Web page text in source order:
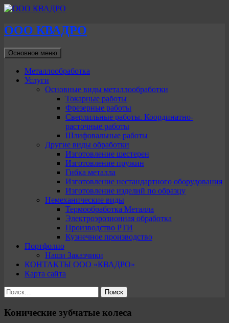
ООО КВАДРО
Поиск
Основное меню
к
содержимому
Металлообработка
Услуги
Основные виды металлообработки
Токарные работы
Фрезерные работы
Сверлильные работы. Координатно-
расточные работы
Шлифовальные работы
Другие виды обработки
Изготовление шестерен
Изготовление пружин
Гибка металла
Изготовление нестандартного оборудования
Изготовление изделий по образцу
Немеханические виды
Термообработка Металла
Электроэрозионная обработка
Производство РТИ
Кузнечное производство
Портфолио
Наши Заказчики
КОНТАКТЫ ООО «КВАДРО»
Карта сайта
Найти:
Конические зубчатые колеса